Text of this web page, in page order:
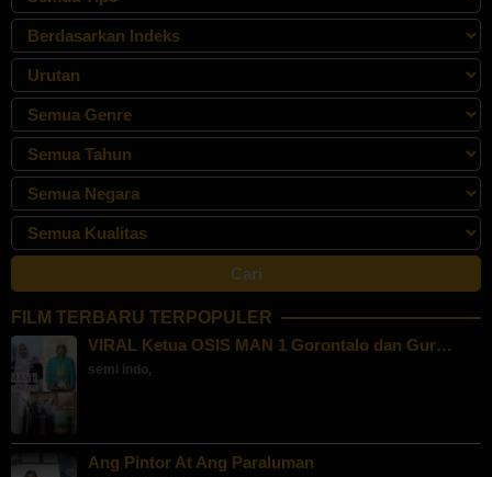
FILM TERBARU TERPOPULER
VIRAL Ketua OSIS MAN 1 Gorontalo dan Gur…
semi indo,
Ang Pintor At Ang Paraluman